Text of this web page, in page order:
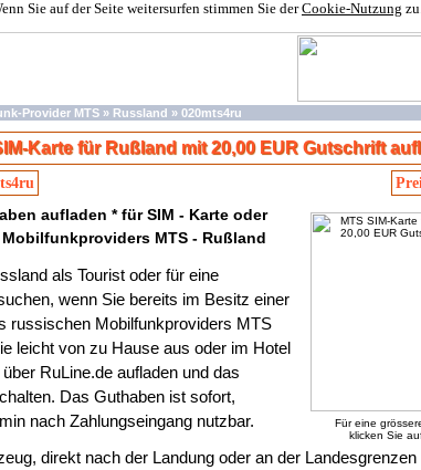
Sie auf der Seite weitersurfen stimmen Sie derCookie-Nutzung
Provider MTS » Russland » 020mts4ru
Karte für Rußland mit 20,00 EUR Gutschrift
Für eine
klicken Sie
aufladen * für SIM - Karte oder
MTS - Rußland
als Tourist oder für eine
wenn Sie bereits im Besitz einer
russischen Mobilfunkproviders MTS
leicht von zu Hause aus oder im Hotel
RuLine.de aufladen und das
Das Guthaben ist sofort,
nach Zahlungseingang nutzbar.
direkt nach der Landung oder an der Landesgrenzen